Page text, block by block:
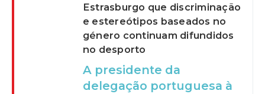
Estrasburgo que discriminação
e estereótipos baseados no
género continuam difundidos
no desporto
A presidente da
delegação portuguesa à